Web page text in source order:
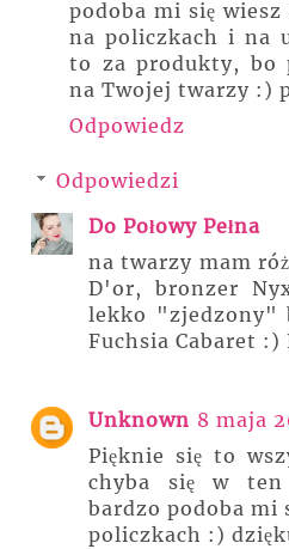
podoba mi się
na policzkach i na
to za produkty, bo
na Twojej twarzy :)
Odpowiedz
Odpowiedzi
Do Połowy Pełna
na twarzy mam
D'or, bronzer
lekko "zjedzony"
Fuchsia Cabaret :)
Unknown 8 maja
Pięknie się to
chyba się w ten
bardzo podoba mi
policzkach :)